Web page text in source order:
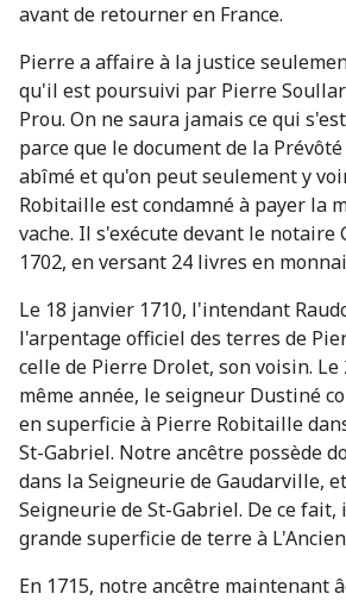
avant de retourner en France.
Pierre a affaire à la justice
qu'il est poursuivi par Pierre
Prou. On ne saura jamais ce qui
parce que le document de la
abîmé et qu'on peut seulement y
Robitaille est condamné à payer la
vache. Il s'exécute devant le notaire
1702, en versant 24 livres en
Le 18 janvier 1710, l'intendant
l'arpentage officiel des terres de
celle de Pierre Drolet, son voisin.
même année, le seigneur Dustiné
en superficie à Pierre Robitaille
St-Gabriel. Notre ancêtre possède
dans la Seigneurie de Gaudarville,
Seigneurie de St-Gabriel. De ce fait,
grande superficie de terre à
En 1715, notre ancêtre maintenant